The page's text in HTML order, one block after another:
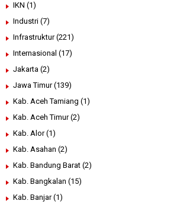
IKN (1)
Industri (7)
Infrastruktur (221)
Internasional (17)
Jakarta (2)
Jawa Timur (139)
Kab. Aceh Tamiang (1)
Kab. Aceh Timur (2)
Kab. Alor (1)
Kab. Asahan (2)
Kab. Bandung Barat (2)
Kab. Bangkalan (15)
Kab. Banjar (1)